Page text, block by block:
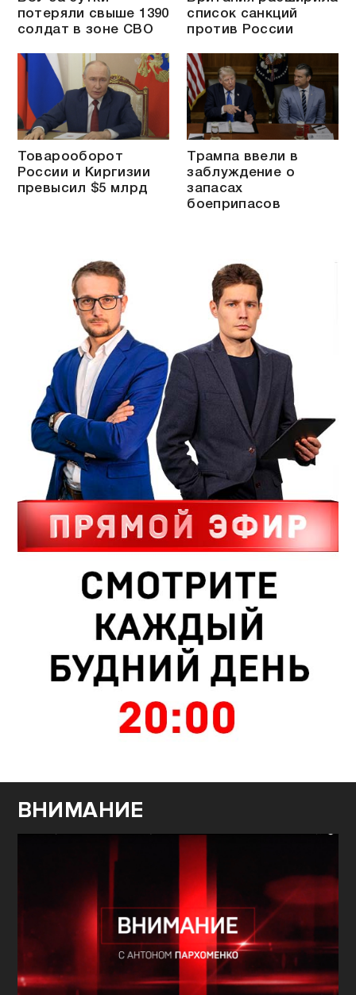
потеряли свыше 1390
солдат в зоне СВО
список санкций
против России
Товарооборот
России и Киргизии
превысил $5 млрд
Трампа ввели в
заблуждение о
запасах
боеприпасов
ВНИМАНИЕ